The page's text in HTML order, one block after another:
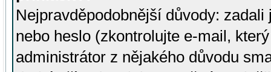
Nejpravděpodobnější důvody:
nebo heslo (zkontrolujte e-mail,
administrátor z nějakého důvodu